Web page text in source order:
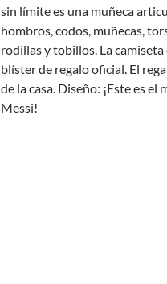
sin límite es una muñeca
hombros, codos, muñecas,
rodillas y tobillos. La
blíster de regalo oficial. El
de la casa. Diseño: ¡Este es
Messi!